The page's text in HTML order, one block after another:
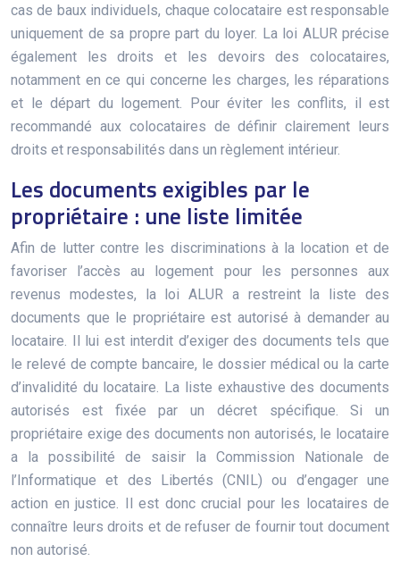
cas de baux individuels, chaque colocataire est responsable
uniquement de sa propre part du loyer. La loi ALUR précise
également les droits et les devoirs des colocataires,
notamment en ce qui concerne les charges, les réparations
et le départ du logement. Pour éviter les conflits, il est
recommandé aux colocataires de définir clairement leurs
droits et responsabilités dans un règlement intérieur.
Les documents exigibles par le
propriétaire : une liste limitée
Afin de lutter contre les discriminations à la location et de
favoriser l’accès au logement pour les personnes aux
revenus modestes, la loi ALUR a restreint la liste des
documents que le propriétaire est autorisé à demander au
locataire. Il lui est interdit d’exiger des documents tels que
le relevé de compte bancaire, le dossier médical ou la carte
d’invalidité du locataire. La liste exhaustive des documents
autorisés est fixée par un décret spécifique. Si un
propriétaire exige des documents non autorisés, le locataire
a la possibilité de saisir la Commission Nationale de
l’Informatique et des Libertés (CNIL) ou d’engager une
action en justice. Il est donc crucial pour les locataires de
connaître leurs droits et de refuser de fournir tout document
non autorisé.